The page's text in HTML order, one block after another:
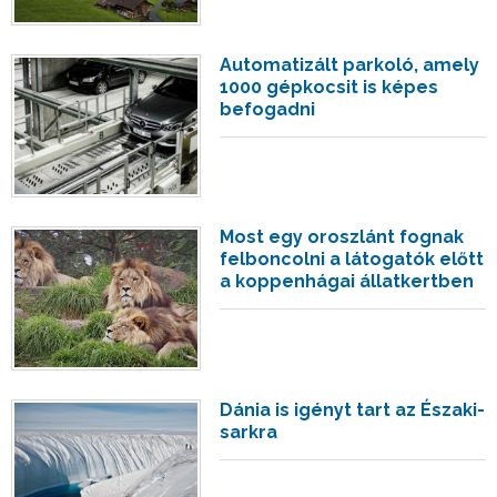
Automatizált parkoló, amely
1000 gépkocsit is képes
befogadni
Most egy oroszlánt fognak
felboncolni a látogatók előtt
a koppenhágai állatkertben
Dánia is igényt tart az Északi-
sarkra